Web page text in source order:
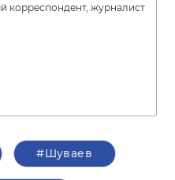
корреспондент, журналист
#Шуваев